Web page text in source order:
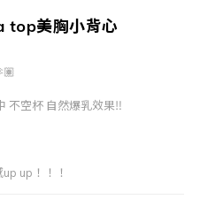
top美胸小背心
不空杯 自然爆乳效果‼️
up！！！